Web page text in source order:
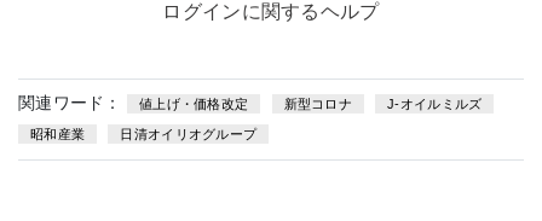
ログインに関するヘルプ
関連ワード： 値上げ・価格改定 新型コロナ J-オイルミルズ
昭和産業 日清オイリオグループ